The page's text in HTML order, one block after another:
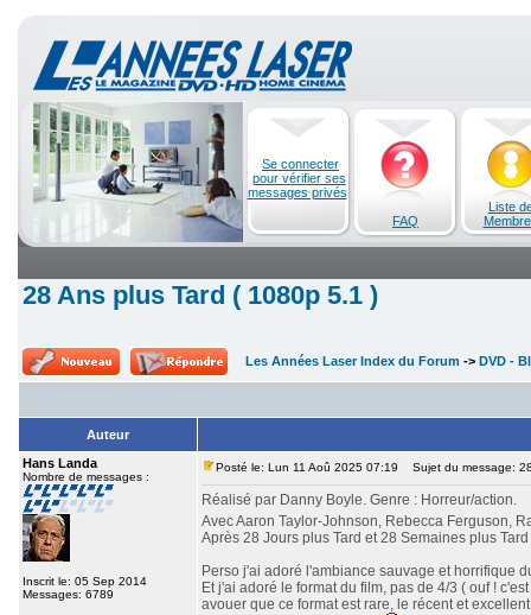
Se connecter
pour vérifier ses
messages privés
FAQ
Liste
28 Ans plus Tard ( 1080p 5.1 )
Les Années Laser Index du Forum -> DVD -
Auteur
Hans Landa
Nombre de messages :
Inscrit le: 05 Sep 2014
Messages: 6789
Posté le: Lun 11 Aoû 2025 07:19 Sujet du message:
Réalisé par Danny Boyle. Genre : Horreur/action.
Avec Aaron Taylor-Johnson, Rebecca Ferguson,
Après 28 Jours plus Tard et 28 Semaines plus
Perso j'ai adoré l'ambiance sauvage et horrifique
Et j'ai adoré le format du film, pas de 4/3 ( ouf !
avouer que ce format est rare, le récent et